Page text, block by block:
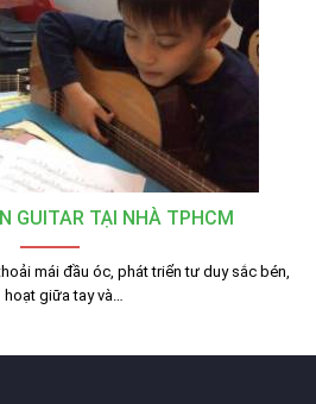
GUITAR TẠI NHÀ TPHCM
mái đầu óc, phát triển tư duy sắc bén,
hoạt giữa tay và…